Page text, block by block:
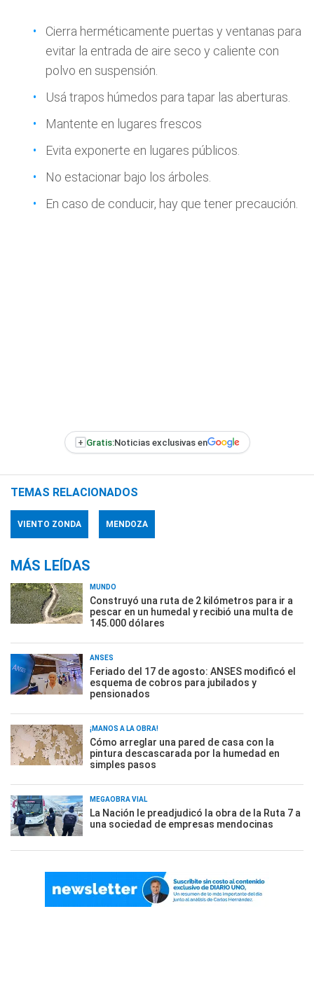
Cierra herméticamente puertas y ventanas para
evitar la entrada de aire seco y caliente con
polvo en suspensión.
Usá trapos húmedos para tapar las aberturas.
Mantente en lugares frescos
Evita exponerte en lugares públicos.
No estacionar bajo los árboles.
En caso de conducir, hay que tener precaución.
+ Gratis:Noticias exclusivas en
TEMAS RELACIONADOS
VIENTO ZONDA MENDOZA
MÁS LEÍDAS
MUNDO
Construyó una ruta de 2 kilómetros para ir a
pescar en un humedal y recibió una multa de
145.000 dólares
ANSES
Feriado del 17 de agosto: ANSES modificó el
esquema de cobros para jubilados y
pensionados
¡MANOS A LA OBRA!
Cómo arreglar una pared de casa con la
pintura descascarada por la humedad en
simples pasos
MEGAOBRA VIAL
La Nación le preadjudicó la obra de la Ruta 7 a
una sociedad de empresas mendocinas